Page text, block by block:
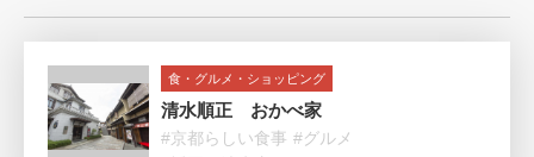
食・グルメ・ショッピング
清水順正 おかべ家
#京都らしい食事 #グルメ